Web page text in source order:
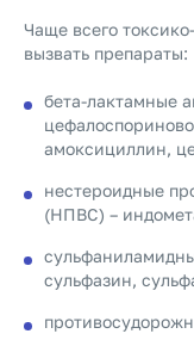
Чаще всего
вызвать препараты:
бета-лактамные
амоксициллин,
нестероидные
(НПВС) –
сульфазин,